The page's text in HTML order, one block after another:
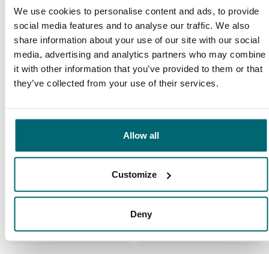
We use cookies to personalise content and ads, to provide
social media features and to analyse our traffic. We also
share information about your use of our site with our social
media, advertising and analytics partners who may combine
it with other information that you’ve provided to them or that
they’ve collected from your use of their services.
Allow all
Customize
Deny
Daarom boekt u bij The Carp
Specialist